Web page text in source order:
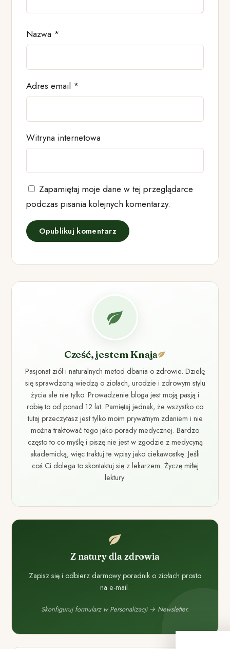
Nazwa *
Adres email *
Witryna internetowa
Zapamiętaj moje dane w tej przeglądarce
podczas pisania kolejnych komentarzy.
Cześć, jestem Knaja
Pasjonat ziół i naturalnych metod dbania o zdrowie. Dzielę
się sprawdzoną wiedzą o ziołach, urodzie i zdrowym stylu
życia ale nie tylko. Prowadzenie bloga jest moją pasją i
robię to od ponad 12 lat. Pamiętaj jednak, że wszystko co
tutaj przeczytasz jest tylko moim prywatnym zdaniem i nie
można traktować tego jako porady medycznej. Bardzo
często to co myślę i piszę nie jest w zgodzie z medycyną
akademicką, więc traktuj te wpisy jako ciekawostkę. Jeśli
coś Ci dolega to skontaktuj się z lekarzem. Życzę miłej
lektury.
Z natury dla zdrowia
Zapisz się i odbierz darmowy poradnik o ziołach prosto
na e-mail.
Skonfiguruj formularz w Personalizacji → Newsletter.